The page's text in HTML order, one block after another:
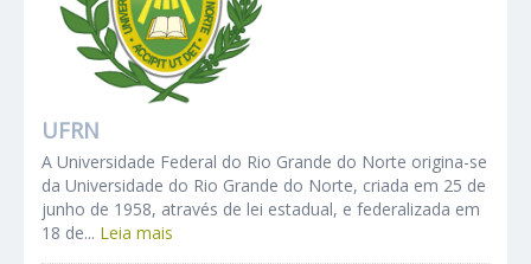
UFRN
A Universidade Federal do Rio Grande do Norte origina-se
da Universidade do Rio Grande do Norte, criada em 25 de
junho de 1958, através de lei estadual, e federalizada em
18 de... Leia mais